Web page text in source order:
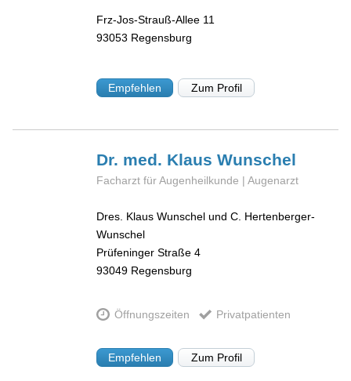
Frz-Jos-Strauß-Allee 11
93053 Regensburg
Empfehlen Zum Profil
Dr. med. KlausWunschel
Facharzt für Augenheilkunde | Augenarzt
Dres. Klaus Wunschel und C. Hertenberger-
Wunschel
Prüfeninger Straße 4
93049 Regensburg
Öffnungszeiten Privatpatienten
Empfehlen Zum Profil